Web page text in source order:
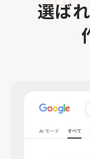
選ば